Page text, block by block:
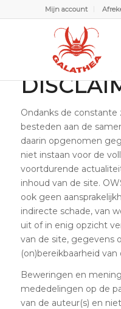
Mijn account
Disclaimer
U bevindt zich hier: Home
Ondanks de constante
besteden aan de
daarin opgenomen
niet instaan voor de
voortdurende
inhoud van de site.
ook geen
indirecte schade, van
uit of in enig opzicht
van de site, gegevens
(on)bereikbaarheid van
Beweringen en
mededelingen op de
van de auteur(s) en